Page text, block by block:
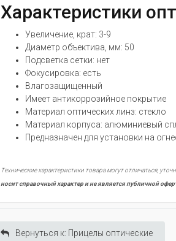
Характеристики
Увеличение, крат: 3-9
Диаметр объектива, мм: 50
Подсветка сетки: нет
Фокусировка: есть
Влагозащищенный
Имеет антикоррозийное покрытие
Материал оптических линз: стекло
Материал корпуса: алюминиевый
Предназначен для установки на
Технические характеристики товара могут отличаться,
носит справочный характер и не является публичной
Вернуться к: Прицелы оптические